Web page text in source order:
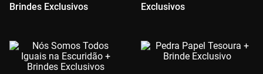
Brindes Exclusivos
Exclusivos